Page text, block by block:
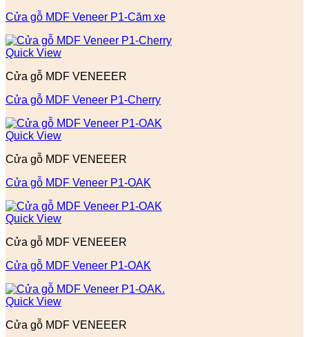
Cửa gỗ MDF Veneer P1-Căm xe
Quick View
Cửa gỗ MDF VENEEER
Cửa gỗ MDF Veneer P1-Cherry
Quick View
Cửa gỗ MDF VENEEER
Cửa gỗ MDF Veneer P1-OAK
Quick View
Cửa gỗ MDF VENEEER
Cửa gỗ MDF Veneer P1-OAK
Quick View
Cửa gỗ MDF VENEEER